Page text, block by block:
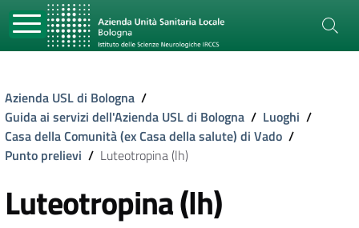
Azienda USL di Bologna /
Guida ai servizi dell'Azienda USL di Bologna / Luoghi /
Casa della Comunità (ex Casa della salute) di Vado /
Punto prelievi / Luteotropina (lh)
Luteotropina (lh)